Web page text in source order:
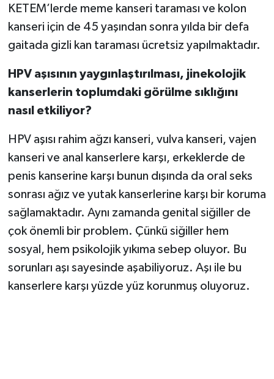
KETEM’lerde meme kanseri taraması ve kolon
kanseri için de 45 yaşından sonra yılda bir defa
gaitada gizli kan taraması ücretsiz yapılmaktadır.
HPV aşısının yaygınlaştırılması, jinekolojik
kanserlerin toplumdaki görülme sıklığını
nasıl etkiliyor?
HPV aşısı rahim ağzı kanseri, vulva kanseri, vajen
kanseri ve anal kanserlere karşı, erkeklerde de
penis kanserine karşı bunun dışında da oral seks
sonrası ağız ve yutak kanserlerine karşı bir koruma
sağlamaktadır. Aynı zamanda genital siğiller de
çok önemli bir problem. Çünkü siğiller hem
sosyal, hem psikolojik yıkıma sebep oluyor. Bu
sorunları aşı sayesinde aşabiliyoruz. Aşı ile bu
kanserlere karşı yüzde yüz korunmuş oluyoruz.